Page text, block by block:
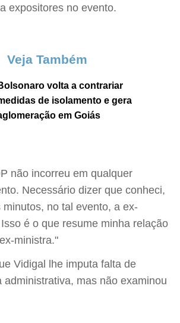
expositores no evento.
Veja Também
volta a contrariar
de isolamento e gera
em Goiás
não incorreu em qualquer
Necessário dizer que conheci,
no tal evento, a ex-
é o que resume minha relação
ministra."
Vidigal lhe imputa falta de
administrativa, mas não examinou